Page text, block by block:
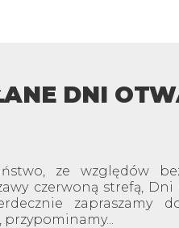
DNI
ze względów
czerwoną strefą,